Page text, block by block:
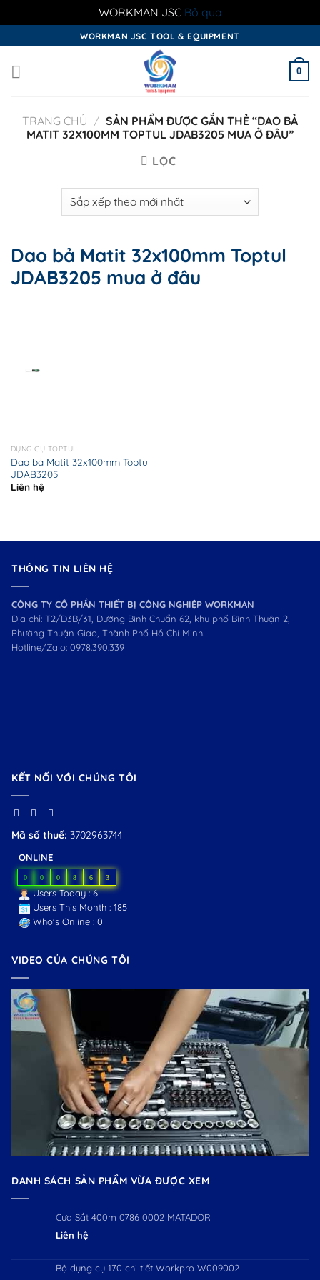
WORKMAN JSC Bỏ qua
to
content
WORKMAN JSC TOOL & EQUIPMENT
0
TRANG CHỦ / SẢN PHẨM ĐƯỢC GẮN THẺ “DAO BẢ
MATIT 32X100MM TOPTUL JDAB3205 MUA Ở ĐÂU”
LỌC
Dao bả Matit 32x100mm Toptul
JDAB3205 mua ở đâu
DỤNG CỤ TOPTUL
Dao bả Matit 32x100mm Toptul
JDAB3205
Liên hệ
THÔNG TIN LIÊN HỆ
CÔNG TY CỔ PHẦN THIẾT BỊ CÔNG NGHIỆP WORKMAN
Địa chỉ: T2/D3B/31, Đường Bình Chuẩn 62, khu phố Bình Thuận 2,
Phường Thuận Giao, Thành Phố Hồ Chí Minh.
Hotline/Zalo: 0978.390.339
KẾT NỐI VỚI CHÚNG TÔI
Mã số thuế: 3702963744
ONLINE
0 0 0 8 6 3
Users Today : 6
Users This Month : 185
Who's Online : 0
VIDEO CỦA CHÚNG TÔI
DANH SÁCH SẢN PHẨM VỪA ĐƯỢC XEM
Cưa Sắt 400m 0786 0002 MATADOR
Liên hệ
Bộ dụng cụ 170 chi tiết Workpro W009002